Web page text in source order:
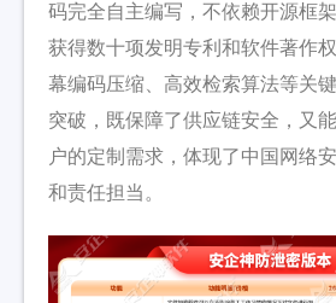
码完全自主编写，不依赖开源框
获得数十项发明专利和软件著作
幕编码压缩、高效检索算法等关
突破，既保障了供应链安全，又
户的定制需求，体现了中国网络
和责任担当。